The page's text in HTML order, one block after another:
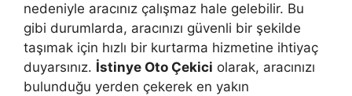
nedeniyle aracınız çalışmaz hale gelebilir. Bu
gibi durumlarda, aracınızı güvenli bir şekilde
taşımak için hızlı bir kurtarma hizmetine ihtiyaç
duyarsınız. İstinye Oto Çekici olarak, aracınızı
bulunduğu yerden çekerek en yakın